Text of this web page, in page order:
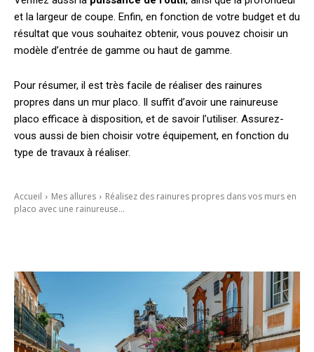
et la largeur de coupe. Enfin, en fonction de votre budget et du
résultat que vous souhaitez obtenir, vous pouvez choisir un
modèle d’entrée de gamme ou haut de gamme.
Pour résumer, il est très facile de réaliser des rainures
propres dans un mur placo. Il suffit d’avoir une rainureuse
placo efficace à disposition, et de savoir l’utiliser. Assurez-
vous aussi de bien choisir votre équipement, en fonction du
type de travaux à réaliser.
Accueil Mes allures
Réalisez des rainures propres dans vos murs en
placo avec une rainureuse...